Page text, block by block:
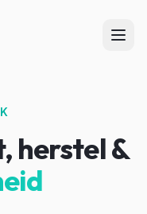
herstel &